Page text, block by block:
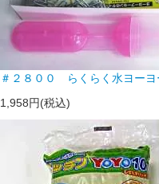
＃２８００ らくらく水ヨー
1,958円(税込)